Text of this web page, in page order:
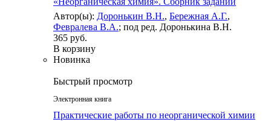
Автор(ы): Доронькин В.Н., Бережная А.Г.,
Февралева В.А.; под ред. Доронькина В.Н.
365 руб.
В корзину
Новинка
Быстрый просмотр
Электронная книга
Практические работы по неорганической химии